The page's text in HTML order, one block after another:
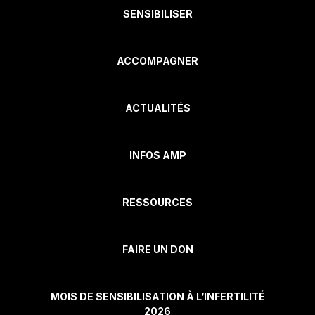
SENSIBILISER
ACCOMPAGNER
ACTUALITÉS
INFOS AMP
RESSOURCES
FAIRE UN DON
MOIS DE SENSIBILISATION À L’INFERTILITÉ
2026